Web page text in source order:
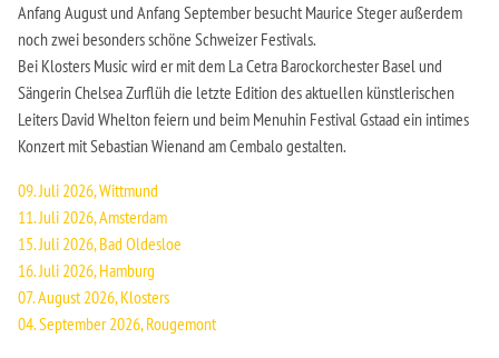
Anfang August und Anfang September besucht Maurice Steger außerdem
noch zwei besonders schöne Schweizer Festivals.
Bei Klosters Music wird er mit dem La Cetra Barockorchester Basel und
Sängerin Chelsea Zurflüh die letzte Edition des aktuellen künstlerischen
Leiters David Whelton feiern und beim Menuhin Festival Gstaad ein intimes
Konzert mit Sebastian Wienand am Cembalo gestalten.
09. Juli 2026, Wittmund
11. Juli 2026, Amsterdam
15. Juli 2026, Bad Oldesloe
16. Juli 2026, Hamburg
07. August 2026, Klosters
04. September 2026, Rougemont